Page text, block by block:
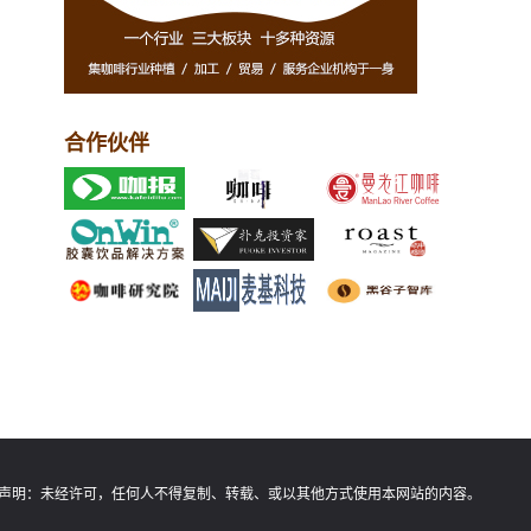
合作伙伴
明： 未经许可，任何人不得复制、转载、或以其他方式使用本网站的内容。